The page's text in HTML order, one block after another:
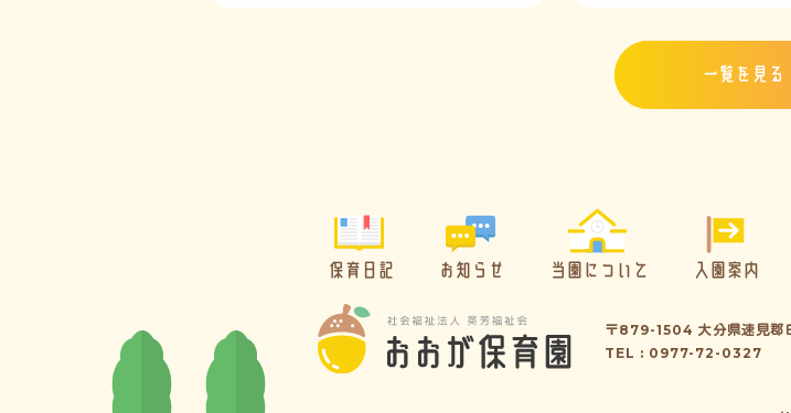
難することを想定（敷地面積
しており、地震時の避難対応
作成を行政より免除されてい
一覧を見る
保育日記 お知らせ 当園について 入園案内
〒879-1504 大分県速見郡
TEL : 0977-72-0327